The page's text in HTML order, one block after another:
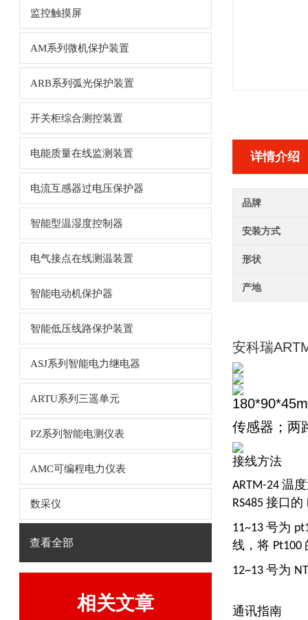
监控触摸屏
AM系列微机保护装置
ARB系列弧光保护装置
开关柜综合测控装置
电能质量在线监测装置
电流互感器过电压保护器
智能型温湿度控制器
电气接点在线测温装置
智能电动机保护器
智能低压线路保护装置
ASJ系列智能电力继电器
ARTU系列三遥单元
PZ系列智能电测仪表
AMC可编程电力仪表
数采仪
查看全部
相关文章
详情介绍
品牌
安装方式
形状
产地
安科瑞
传感器；两
接线方法
ARTM-24 温
RS485 接口的
11~13 号为
线，将 Pt100
12~13 号为
通讯指南